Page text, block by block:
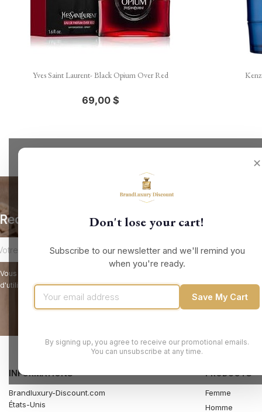
Aperçu rapide
Yves Saint Laurent- Black Opium Over Red
69,00 $
✕
Don't lose your cart!
Subscribe to our newsletter and we'll remind you
when you're ready.
Save My Cart
By signing up, you agree to receive our promotional emails.
You can unsubscribe at any time.
Recevez nos offres spéciales
Vous pouvez vous désinscrire à tout moment. Vous trouverez pour cela
d'utilisation du site.
INFORMATIONS
Brandluxury-Discount.com
États-Unis
PRODUCTS
Femme
Homme